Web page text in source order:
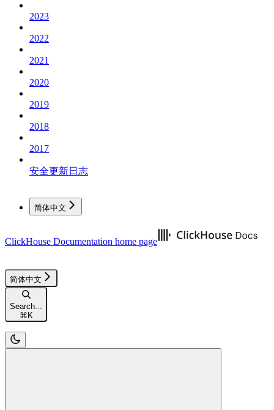
2023
2022
2021
2020
2019
2018
2017
安全更新日志
简体中文
ClickHouse Documentation home page
简体中文
Search...
⌘K